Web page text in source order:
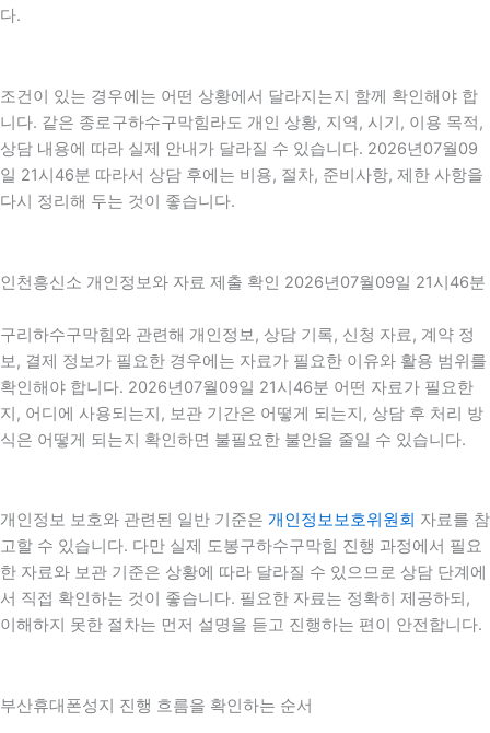
다.
조건이 있는 경우에는 어떤 상황에서 달라지는지 함께 확인해야 합
니다. 같은 종로구하수구막힘라도 개인 상황, 지역, 시기, 이용 목적,
상담 내용에 따라 실제 안내가 달라질 수 있습니다. 2026년07월09
일 21시46분 따라서 상담 후에는 비용, 절차, 준비사항, 제한 사항을
다시 정리해 두는 것이 좋습니다.
인천흥신소 개인정보와 자료 제출 확인 2026년07월09일 21시46분
구리하수구막힘와 관련해 개인정보, 상담 기록, 신청 자료, 계약 정
보, 결제 정보가 필요한 경우에는 자료가 필요한 이유와 활용 범위를
확인해야 합니다. 2026년07월09일 21시46분 어떤 자료가 필요한
지, 어디에 사용되는지, 보관 기간은 어떻게 되는지, 상담 후 처리 방
식은 어떻게 되는지 확인하면 불필요한 불안을 줄일 수 있습니다.
개인정보 보호와 관련된 일반 기준은 개인정보보호위원회 자료를 참
고할 수 있습니다. 다만 실제 도봉구하수구막힘 진행 과정에서 필요
한 자료와 보관 기준은 상황에 따라 달라질 수 있으므로 상담 단계에
서 직접 확인하는 것이 좋습니다. 필요한 자료는 정확히 제공하되,
이해하지 못한 절차는 먼저 설명을 듣고 진행하는 편이 안전합니다.
부산휴대폰성지 진행 흐름을 확인하는 순서